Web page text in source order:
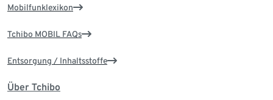
Mobilfunklexikon
Tchibo MOBIL FAQs
Entsorgung / Inhaltsstoffe
Über Tchibo